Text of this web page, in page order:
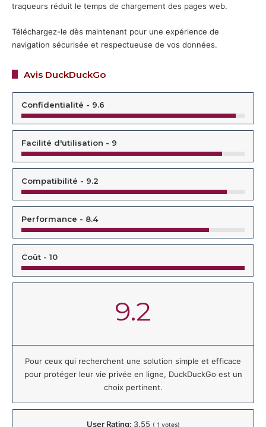
traqueurs réduit le temps de chargement des pages web.
Téléchargez-le dès maintenant pour une expérience de
navigation sécurisée et respectueuse de vos données.
Avis DuckDuckGo
Confidentialité - 9.6
Facilité d'utilisation - 9
Compatibilité - 9.2
Performance - 8.4
Coût - 10
9.2
Pour ceux qui recherchent une solution simple et efficace
pour protéger leur vie privée en ligne, DuckDuckGo est un
choix pertinent.
User Rating: 3.55 ( 1 votes)